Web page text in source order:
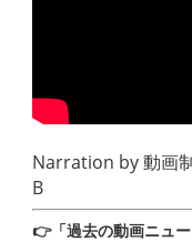
Narration by動画
B
👉「過去の動画ニュー